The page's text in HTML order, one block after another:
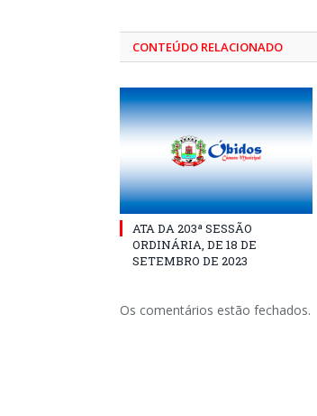
CONTEÚDO RELACIONADO
ATA DA 203ª SESSÃO
ORDINÁRIA, DE 18 DE
SETEMBRO DE 2023
Os comentários estão fechados.